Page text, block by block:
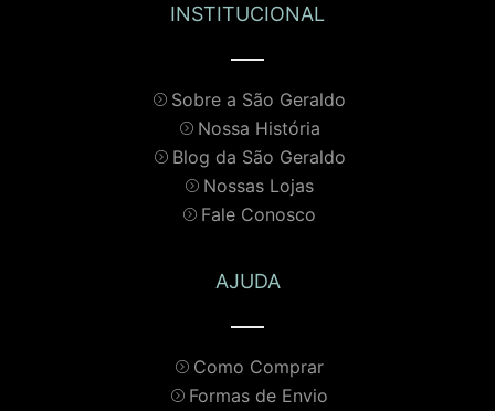
INSTITUCIONAL
Sobre a São Geraldo
Nossa História
Blog da São Geraldo
Nossas Lojas
Fale Conosco
AJUDA
Como Comprar
Formas de Envio